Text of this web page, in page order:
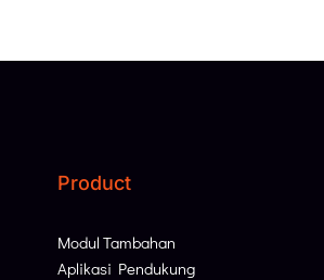
Product
Modul Tambahan
Aplikasi Pendukung